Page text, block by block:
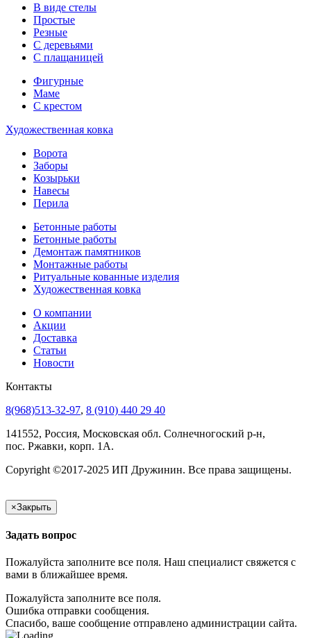
В виде стелы
Простые
Резные
С деревьями
С плащаницей
Фигурные
Маме
С крестом
Художественная ковка
Ворота
Заборы
Козырьки
Навесы
Перила
Бетонные работы
Бетонные работы
Демонтаж памятников
Монтажные работы
Ритуальные кованные изделия
Художественная ковка
О компании
Акции
Доставка
Статьи
Новости
Контакты
8(968)513-32-97, 8 (910) 440 29 40
141552, Россия, Московская обл. Солнечногоский р-н,
пос. Ржавки, корп. 1А.
Copyright ©2017-2025 ИП Дружинин. Все права защищены.
×Закрыть
Задать вопрос
Пожалуйста заполните все поля. Наш специалист свяжется с
вами в ближайшее время.
Пожалуйста заполните все поля.
Ошибка отправки сообщения.
Спасибо, ваше сообщение отправлено администрации сайта.